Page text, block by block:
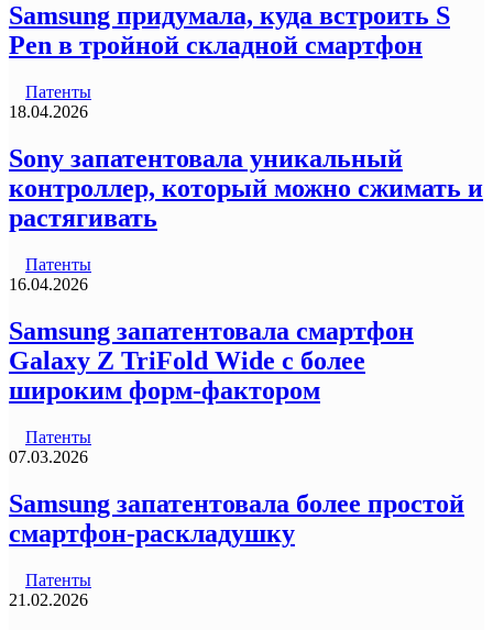
Samsung придумала, куда встроить S
Pen в тройной складной смартфон
Патенты
18.04.2026
Sony запатентовала уникальный
контроллер, который можно сжимать и
растягивать
Патенты
16.04.2026
Samsung запатентовала смартфон
Galaxy Z TriFold Wide с более
широким форм-фактором
Патенты
07.03.2026
Samsung запатентовала более простой
смартфон-раскладушку
Патенты
21.02.2026